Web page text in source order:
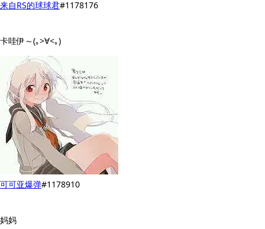
来自RS的球球君#1178176
卡哇伊～(｡>∀<｡)
可可亚爆弹#1178910
妈妈